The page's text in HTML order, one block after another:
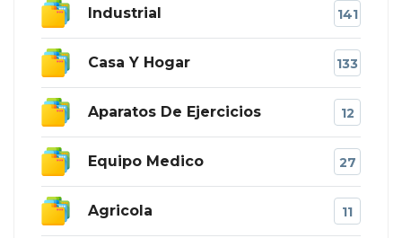
Industrial 141
Casa Y Hogar 133
Aparatos De Ejercicios 12
Equipo Medico 27
Agricola 11